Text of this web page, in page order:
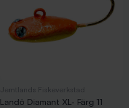
Landö Diamant XL- Färg 11